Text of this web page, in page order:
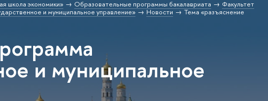
школа экономики» Образовательные программы бакалавриата
Факультет
и муниципальное управление»
Новости Тема «разъяснение
и муниципальное